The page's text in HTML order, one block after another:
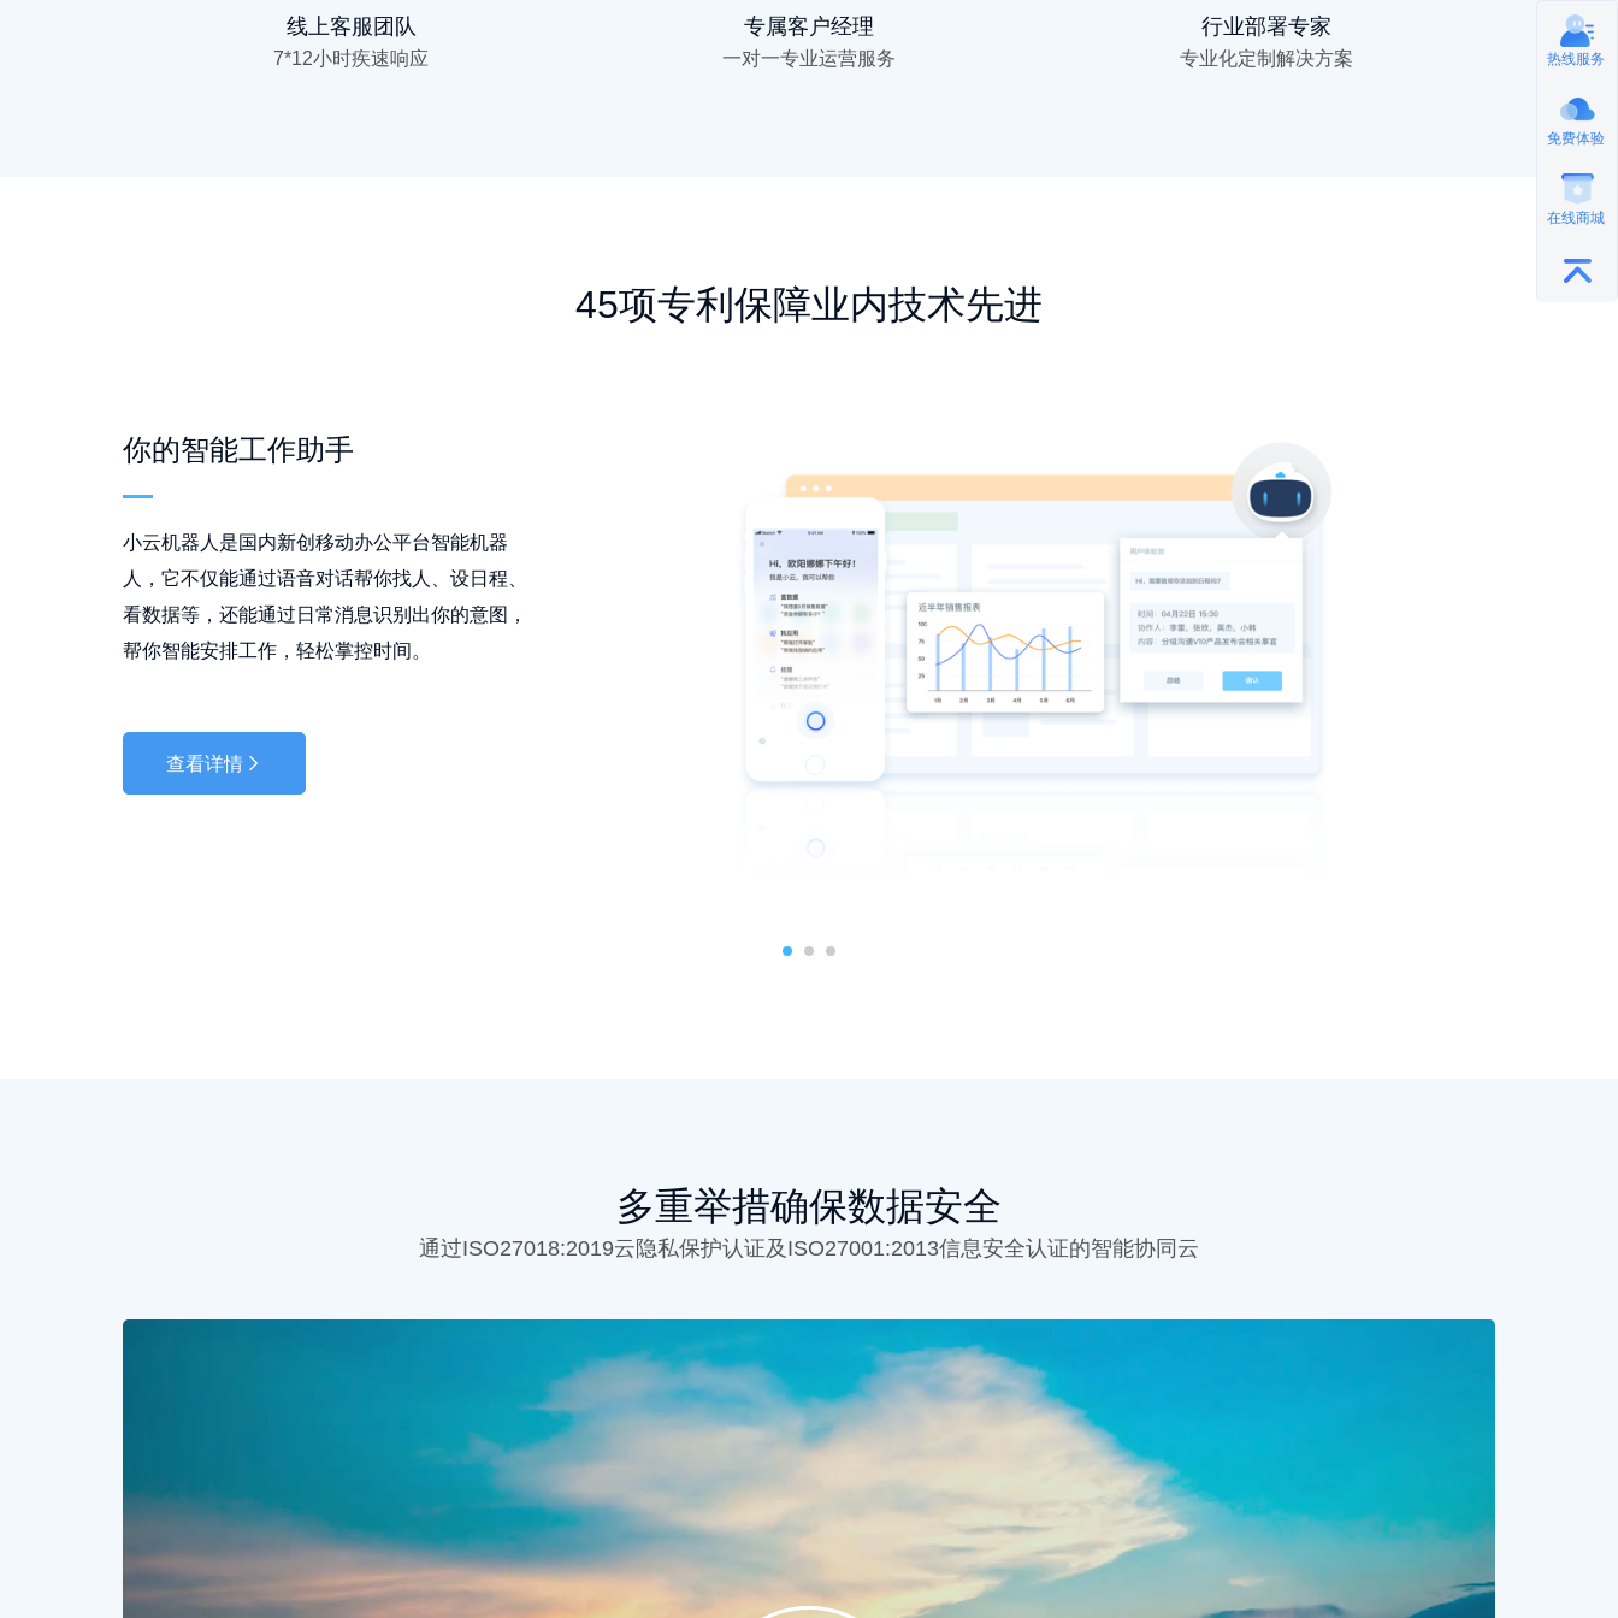
线上客服团队
7*12小时疾速响应
专属客户经理
一对一专业运营服务
行业部署专家
专业化定制解决方案
45项专利保障业内技术先进
你的智能工作助手
小云机器人是国内新创移动办公平台智能机器
人，它不仅能通过语音对话帮你找人、设日程、
看数据等，还能通过日常消息识别出你的意图，
帮你智能安排工作，轻松掌控时间。
查看详情 
多重举措确保数据安全
通过ISO27018:2019云隐私保护认证及ISO27001:2013信息安全认证的智能协同云
热线服务
免费体验
在线商城